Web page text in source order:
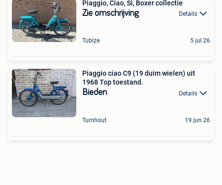
Piaggio, Ciao, Si, Boxer collectie
Zie omschrijving Details
Tubize 5 jul 26
Piaggio ciao C9 (19 duim wielen) uit
1968 Top toestand.
Bieden Details
Turnhout 19 jun 26